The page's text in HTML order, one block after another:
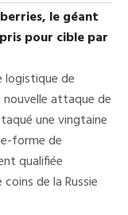
le géant
pour cible par
logistique de
nouvelle attaque de
une vingtaine
forme de
qualifiée
de la Russie